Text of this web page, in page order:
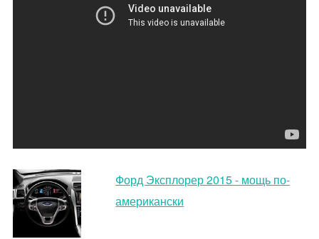
Форд Эксплорер 2015 - мощь по-
американски